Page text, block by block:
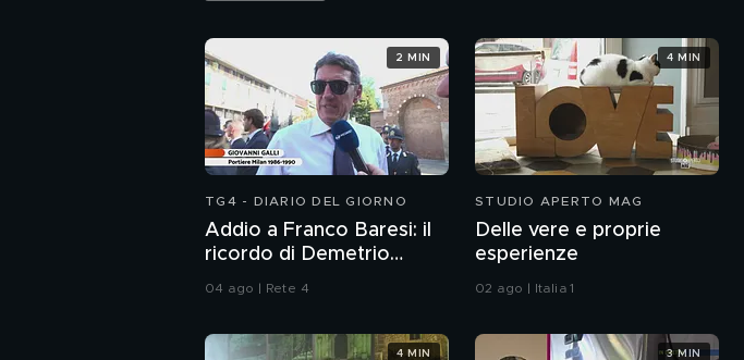
TG4 - DIARIO DEL GIORNO
Addio a Franco Baresi: il
ricordo di Demetrio
Albertini, Clarence
04 ago | Rete 4
2 MIN
STUDIO APERTO MAG
Delle vere e proprie
esperienze
02 ago | Italia 1
4 MIN
4 MIN 3 MIN